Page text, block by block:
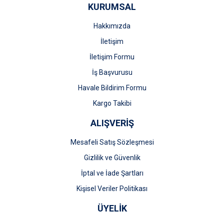
Gönder
KURUMSAL
Hakkımızda
İletişim
İletişim Formu
İş Başvurusu
Havale Bildirim Formu
Kargo Takibi
ALIŞVERİŞ
Mesafeli Satış Sözleşmesi
Gizlilik ve Güvenlik
İptal ve İade Şartları
Kişisel Veriler Politikası
ÜYELİK